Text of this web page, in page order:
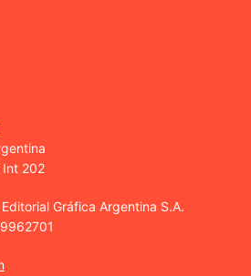
202
Gráfica Argentina S.A.